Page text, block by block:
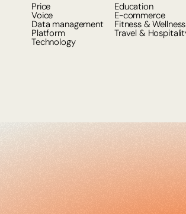
Price
Voice
Data management
Platform
Technology
Education
E-commerce
Fitness & Wellness
Travel &